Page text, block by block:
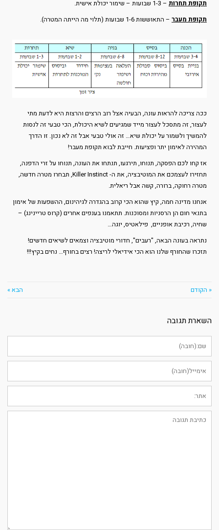
תקופת תחרות – 1-3 שבועות – שימור יכולת אישית.
תקופת מעבר – התאוששות 1-6 שבועות (תלוי מה הייתה המטרה).
ככה צריכה להראות עונה, הבעיה אצל רוב הרצים והרצות היא לדעת מתי
לעצור, זה מתסכל לעצור מייד שמגיעים לשיא היכולת, הכי טבעי זה לנסות
להמשיך ולשמור על יכולת שיא… זה אולי טבעי אבל זה לא נכון. זו הדרך
המהירה לאימון יתר ופציעות. חייבת לבוא תקופת מעבר!
אז קחו לכם הפסקה, תנוחו, תירגעו, תנתחו את העונה, תנוחו על זרי הדפנה,
תחזירו לעצמכם את המוטיבציה, את ה- Killer Instinct, תבחרו מטרה חדשה,
מטרה רחוקה, ברורה, קשה אבל ריאלית.
אנחנו מדינה חמה, קיץ שהוא הכי קרוב בהגדרה לגיהינום, ההשפעות של אימון
בתנאי חום הן הרסניות ומסוכנות. תתאמנו בענפים אחרים (קרוס טריינינג) –
שחיה, רכיבת אופניים, פילאטיס, יוגה…
נתראה בעונה הבאה, "רעבים", חדורי מוטיבציה וצמאים לשיאים חדשים!
תזכרו שהחורף שלנו הוא הכי אידיאלי לריצה! רצים בחורף… נחים בקיץ!!!
« הקודם הבא »
השארת תגובה